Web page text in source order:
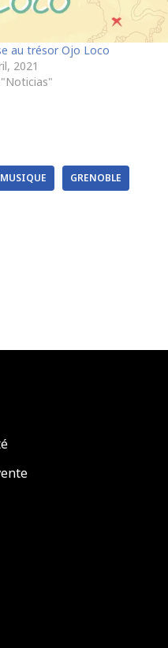
au trésor Ojo Loco
2021
MUSIQUE GRENOBLE